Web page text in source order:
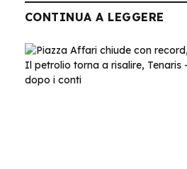
CONTINUA A LEGGERE